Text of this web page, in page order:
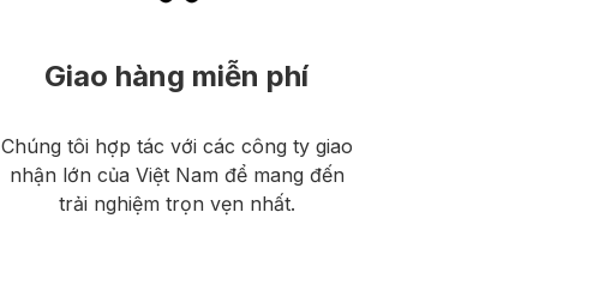
Giao hàng miễn phí
Chúng tôi hợp tác với các công ty giao
nhận lớn của Việt Nam để mang đến
trải nghiệm trọn vẹn nhất.